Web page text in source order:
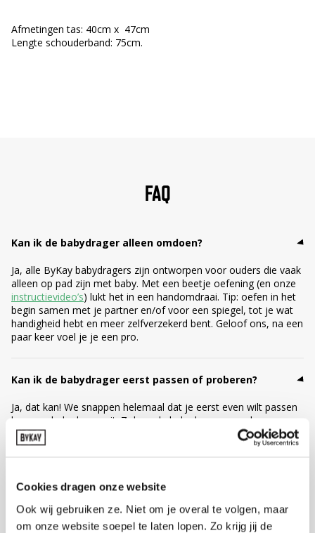
Cookies dragen onze website
Ook wij gebruiken ze. Niet om je overal te volgen, maar
om onze website soepel te laten lopen. Zo krijg jij de
Afmetingen tas: 40cm x 47cm
Lengte schouderband: 75cm.
FAQ
Kan ik de babydrager alleen omdoen?
Ja, alle ByKay babydragers zijn ontworpen voor ouders die vaak
alleen op pad zijn met baby. Met een beetje oefening (en onze
instructievideo’s) lukt het in een handomdraai. Tip: oefen in het
begin samen met je partner en/of voor een spiegel, tot je wat
handigheid hebt en meer zelfverzekerd bent. Geloof ons, na een
paar keer voel je je een pro.
Kan ik de babydrager eerst passen of proberen?
Ja, dat kan! We snappen helemaal dat je eerst even wilt passen
hoe een babydrager zit. Zolang de babydrager ongedragen,
ongewassen en in originele nieuwstaat is, kun je deze
retourneren of ruilen. Is passen net te kort voor jou om te
6 of 12 maanden: je probeert de babydrager thuis uit met je
‘m gewoon weer terug of wissel je voor een ander model. Zo
ontdek je wat écht bij jullie past.